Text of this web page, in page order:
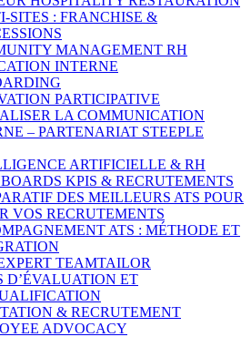
SITES : FRANCHISE &
MANAGEMENT RH
INTERNE
PARTICIPATIVE
LA COMMUNICATION
– PARTENARIAT STEEPLE
ARTIFICIELLE & RH
KPIS & RECRUTEMENTS
DES MEILLEURS ATS POUR
VOS RECRUTEMENTS
ATS : MÉTHODE ET
TEAMTAILOR
D’ÉVALUATION ET
& RECRUTEMENT
ADVOCACY